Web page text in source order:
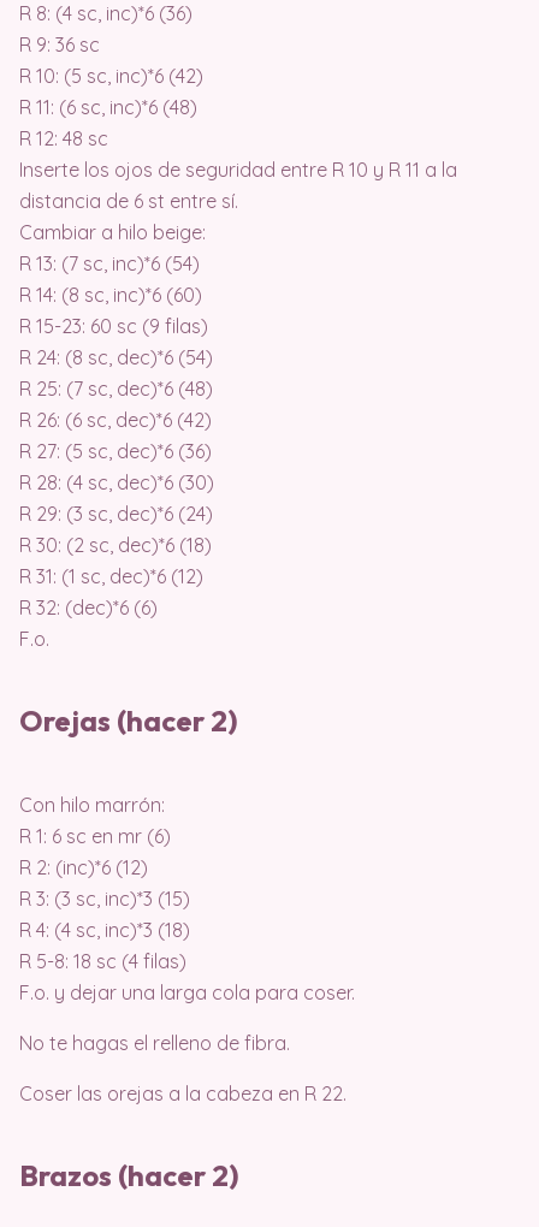
R 8: (4 sc, inc)*6 (36)
R 9: 36 sc
R 10: (5 sc, inc)*6 (42)
R 11: (6 sc, inc)*6 (48)
R 12: 48 sc
Inserte los ojos de seguridad entre R 10 y R 11 a la
distancia de 6 st entre sí.
Cambiar a hilo beige:
R 13: (7 sc, inc)*6 (54)
R 14: (8 sc, inc)*6 (60)
R 15-23: 60 sc (9 filas)
R 24: (8 sc, dec)*6 (54)
R 25: (7 sc, dec)*6 (48)
R 26: (6 sc, dec)*6 (42)
R 27: (5 sc, dec)*6 (36)
R 28: (4 sc, dec)*6 (30)
R 29: (3 sc, dec)*6 (24)
R 30: (2 sc, dec)*6 (18)
R 31: (1 sc, dec)*6 (12)
R 32: (dec)*6 (6)
F.o.
Orejas (hacer 2)
Con hilo marrón:
R 1: 6 sc en mr (6)
R 2: (inc)*6 (12)
R 3: (3 sc, inc)*3 (15)
R 4: (4 sc, inc)*3 (18)
R 5-8: 18 sc (4 filas)
F.o. y dejar una larga cola para coser.
No te hagas el relleno de fibra.
Coser las orejas a la cabeza en R 22.
Brazos (hacer 2)